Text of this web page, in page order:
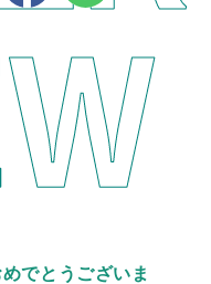
でとうございま